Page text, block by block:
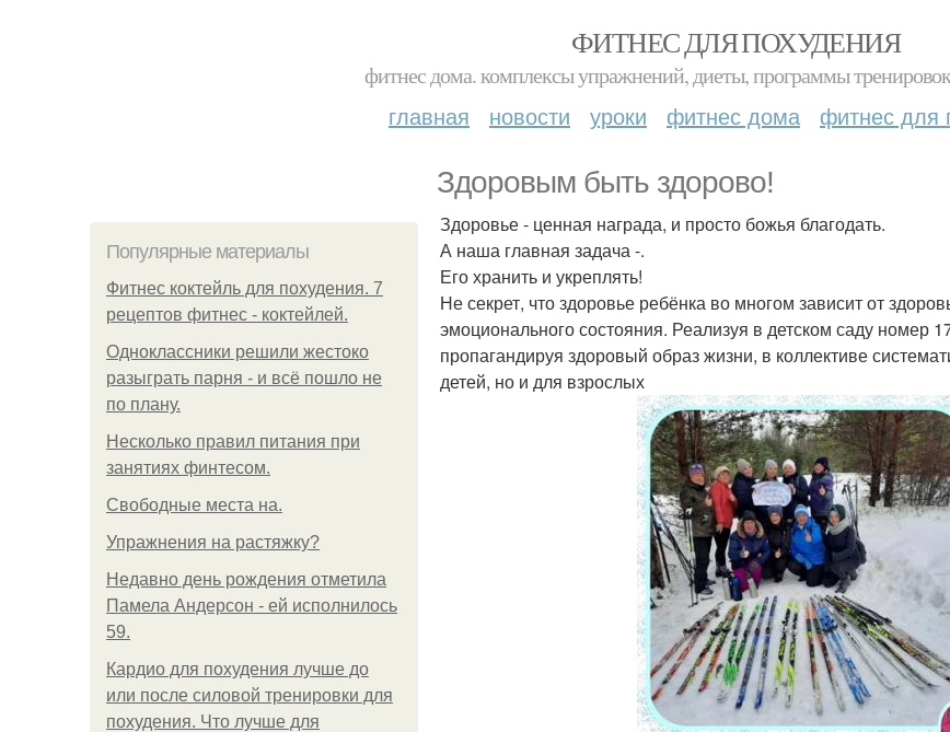
ФИТНЕС ДЛЯ ПОХУДЕНИЯ
фитнес дома. комплексы упражнений, диеты, программы
главная новости уроки фитнес дома фитнес для
Здоровым быть здорово!
Популярные материалы
Фитнес коктейль для похудения. 7
рецептов фитнес - коктейлей.
Одноклассники решили жестоко
разыграть парня - и всё пошло не
по плану.
Несколько правил питания при
занятиях финтесом.
Свободные места на.
Упражнения на растяжку?
Недавно день рождения отметила
Памела Андерсон - ей исполнилось
59.
Кардио для похудения лучше до
или после силовой тренировки для
похудения. Что лучше для
Здоровье - ценная награда, и просто божья благодать.
А наша главная задача -.
Его хранить и укреплять!
Не секрет, что здоровье ребёнка во многом зависит от
эмоционального состояния. Реализуя в детском саду
пропагандируя здоровый образ жизни, в коллективе
детей, но и для взрослых